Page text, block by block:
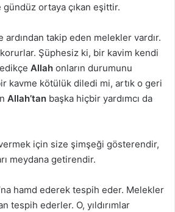
ortaya çıkan eşittir.
ardından takip eden melekler vardır.
Şüphesiz ki, bir kavim kendi
Allah onların durumunu
kavme kötülük diledi mi, artık o geri
Allah’tan başka hiçbir yardımcı da
için size şimşeği gösterendir,
meydana getirendir.
hamd ederek tespih eder. Melekler
tespih ederler. O, yıldırımlar